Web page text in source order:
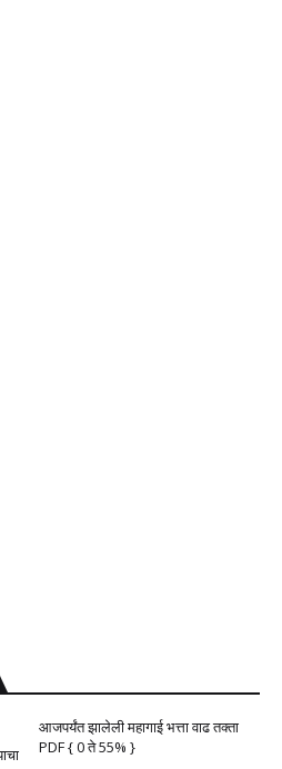
आजपर्यंत झालेली महागाई भत्ता वाढ तक्ता
PDF { 0 ते 55% }